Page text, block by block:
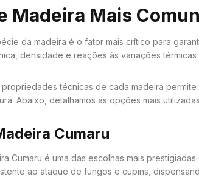
Madeira Mais
da madeira é o fator mais crítico para
densidade e reações às variações
técnicas de cada madeira
Abaixo, detalhamos as opções mais
Cumaru
Cumaru é uma das escolhas mais
ao ataque de fungos e cupins,